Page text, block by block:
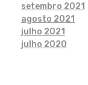
setembro 2021
agosto 2021
julho 2021
julho 2020